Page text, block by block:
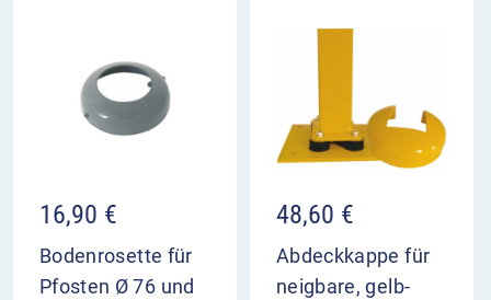
16,90 €
Bodenrosette für
Pfosten Ø 76 und
48,60 €
Abdeckkappe für
neigbare, gelb-